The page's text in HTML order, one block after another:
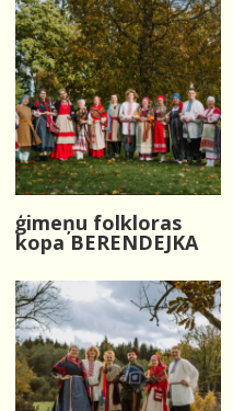
ģimeņu folkloras
kopa BERENDEJKA